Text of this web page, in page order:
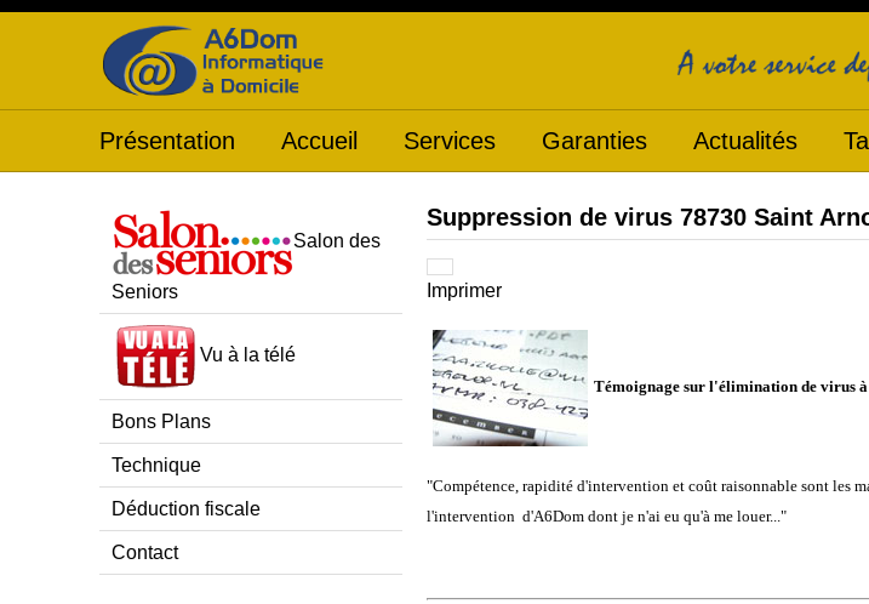
Présentation Accueil Services Garanties Actualités
Salon des
Seniors
Vu à la télé
Bons Plans
Technique
Déduction fiscale
Contact
Suppression de virus 78730 Saint
Imprimer
Témoignage sur l'élimination de virus
"Compétence, rapidité d'intervention et coût raisonnable sont les
l'intervention d'A6Dom dont je n'ai eu qu'à me louer..."